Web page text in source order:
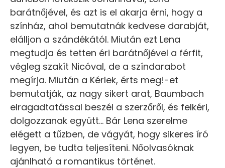
barátnőjével, és azt is el akarja érni, hogy a
színház, ahol bemutatnák kedvese darabját,
elálljon a szándékától. Miután ezt Lena
megtudja és tetten éri barátnőjével a férfit,
végleg szakít Nicóval, de a színdarabot
megírja. Miután a Kérlek, érts meg!-et
bemutatják, az nagy sikert arat, Baumbach
elragadtatással beszél a szerzőről, és felkéri,
dolgozzanak együtt… Bár Lena szerelme
elégett a tűzben, de vágyát, hogy sikeres író
legyen, be tudta teljesíteni. Nőolvasóknak
ajánlható a romantikus történet.